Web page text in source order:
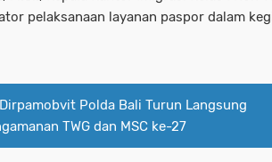
pelaksanaan layanan paspor dalam
Dirpamobvit Polda Bali Turun Langsung
TWG dan MSC ke-27